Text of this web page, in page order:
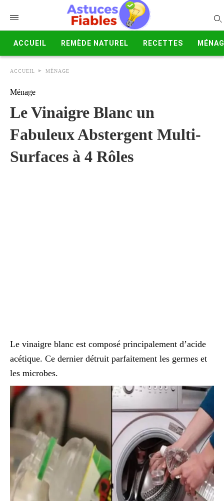
ACCUEIL REMÈDE NATUREL RECETTES
ACCUEIL MÉNAGE
Ménage
Le Vinaigre Blanc un
Fabuleux Abstergent Multi-
Surfaces à 4 Rôles
Le vinaigre blanc est composé principalement d’acide
acétique. Ce dernier détruit parfaitement les germes et
les microbes.